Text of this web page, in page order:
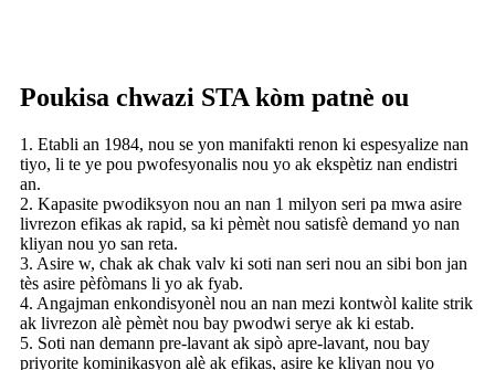
Poukisa chwazi STA kòm patnè ou
1. Etabli an 1984, nou se yon manifakti renon ki espesyalize nan
tiyo, li te ye pou pwofesyonalis nou yo ak ekspètiz nan endistri
an.
2. Kapasite pwodiksyon nou an nan 1 milyon seri pa mwa asire
livrezon efikas ak rapid, sa ki pèmèt nou satisfè demand yo nan
kliyan nou yo san reta.
3. Asire w, chak ak chak valv ki soti nan seri nou an sibi bon jan
tès asire pèfòmans li yo ak fyab.
4. Angajman enkondisyonèl nou an nan mezi kontwòl kalite strik
ak livrezon alè pèmèt nou bay pwodwi serye ak ki estab.
5. Soti nan demann pre-lavant ak sipò apre-lavant, nou bay
priyorite kominikasyon alè ak efikas, asire ke kliyan nou yo